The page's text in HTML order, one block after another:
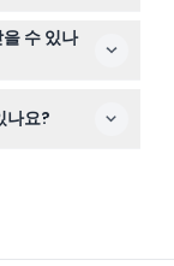
보트 탑승,
료가 포함된
수 있나
않습니다. 은
나요?